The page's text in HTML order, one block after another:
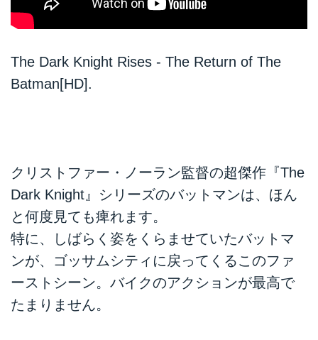
The Dark Knight Rises - The Return of The
Batman[HD].
クリストファー・ノーラン監督の超傑作『The
Dark Knight』シリーズのバットマンは、ほん
と何度見ても痺れます。
特に、しばらく姿をくらませていたバットマ
ンが、ゴッサムシティに戻ってくるこのファ
ーストシーン。バイクのアクションが最高で
たまりません。